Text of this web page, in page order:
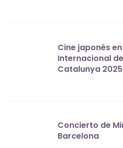
Cine japonés
Internacional
Catalunya 2025
Concierto de
Barcelona